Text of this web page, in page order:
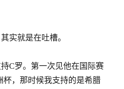
实就是在吐槽。
C罗。第一次见他在国际赛
杯，那时候我支持的是希腊